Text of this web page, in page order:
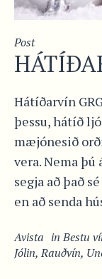
Post
Hátíðarvín
þessu, hátíð
mæjónesið
vera. Nema
segja að það
en að senda
Avista inBestu
Jólin,Rauðvín,